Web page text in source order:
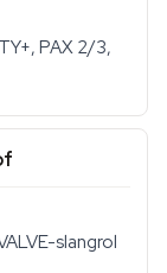
PAX 2/3,
slangrol